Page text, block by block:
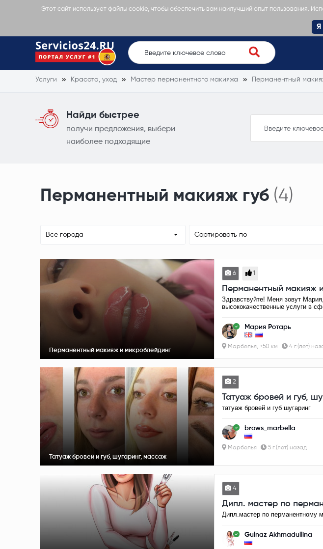
Этот сайт использует файлы cookie, чтобы обеспечить вам наилучший опыт пользования.
Я
Услуги Красота, уход Мастер перманентного макияжа Перманентный
Найди быстрее
получи предложения, выбери
наиболее подходящие
Перманентный макияж губ (4)
Все города Сортировать по
Перманентный макияж и микроблейдинг
6 1
Перманентный макияж
Здравствуйте! Меня зовут
высококачественные услуги в
Мария Ротарь
Марбелья, +50 км 4 г.(лет)
Татуаж бровей и губ, шугаринг, массаж
2
Татуаж бровей и губ,
татуаж бровей и губ шугаринг
brows_marbella
Марбелья 5 г.(лет) назад
4
Дипл. мастер по
Дипл.мастер по перманентному
Gulnaz Akhmadullina